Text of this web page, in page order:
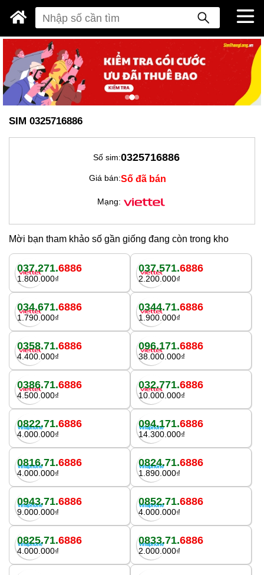
SIM 0325716886
Số sim:0325716886
Giá bán:Số đã bán
Mạng:
Mời bạn tham khảo số gần giống đang còn trong kho
037.271.6886
1.800.000₫
037.571.6886
2.200.000₫
034.671.6886
1.790.000₫
0344.71.6886
1.900.000₫
0358.71.6886
4.400.000₫
096.171.6886
38.000.000₫
0386.71.6886
4.500.000₫
032.771.6886
10.000.000₫
0822.71.6886
4.000.000₫
094.171.6886
14.300.000₫
0816.71.6886
4.000.000₫
0824.71.6886
1.890.000₫
0943.71.6886
9.000.000₫
0852.71.6886
4.000.000₫
0825.71.6886
4.000.000₫
0833.71.6886
2.000.000₫